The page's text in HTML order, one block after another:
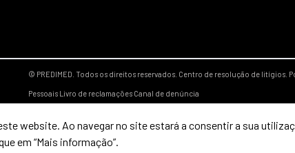
© PREDIMED. Todos os direitos reservados. Centro de resolução de litígios.
PessoaisLivro de reclamações Canal de denúncia
website. Ao navegar no site estará a consentir a sua
em “Mais informação”.